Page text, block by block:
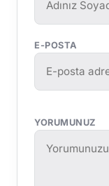
E-POSTA
YORUMUNUZ